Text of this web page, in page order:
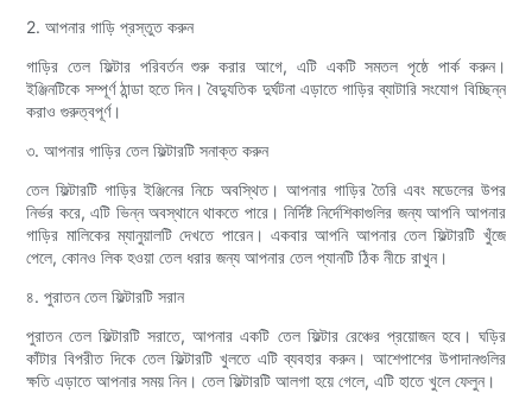
2. আপনার গাড়ি প্রস্তুত করুন
গাড়ির তেল ফিল্টার পরিবর্তন শুরু করার আগে, এটি একটি সমতল পৃষ্ঠে পার্ক করুন।
ইঞ্জিনটিকে সম্পূর্ণ ঠান্ডা হতে দিন। বৈদ্যুতিক দুর্ঘটনা এড়াতে গাড়ির ব্যাটারি সংযোগ বিচ্ছিন্ন
করাও গুরুত্বপূর্ণ।
৩. আপনার গাড়ির তেল ফিল্টারটি সনাক্ত করুন
তেল ফিল্টারটি গাড়ির ইঞ্জিনের নিচে অবস্থিত। আপনার গাড়ির তৈরি এবং মডেলের উপর
নির্ভর করে, এটি ভিন্ন অবস্থানে থাকতে পারে। নির্দিষ্ট নির্দেশিকাগুলির জন্য আপনি আপনার
গাড়ির মালিকের ম্যানুয়ালটি দেখতে পারেন। একবার আপনি আপনার তেল ফিল্টারটি খুঁজে
পেলে, কোনও লিক হওয়া তেল ধরার জন্য আপনার তেল প্যানটি ঠিক নীচে রাখুন।
৪. পুরাতন তেল ফিল্টারটি সরান
পুরাতন তেল ফিল্টারটি সরাতে, আপনার একটি তেল ফিল্টার রেঞ্চের প্রয়োজন হবে। ঘড়ির
কাঁটার বিপরীত দিকে তেল ফিল্টারটি খুলতে এটি ব্যবহার করুন। আশেপাশের উপাদানগুলির
ক্ষতি এড়াতে আপনার সময় নিন। তেল ফিল্টারটি আলগা হয়ে গেলে, এটি হাতে খুলে ফেলুন।